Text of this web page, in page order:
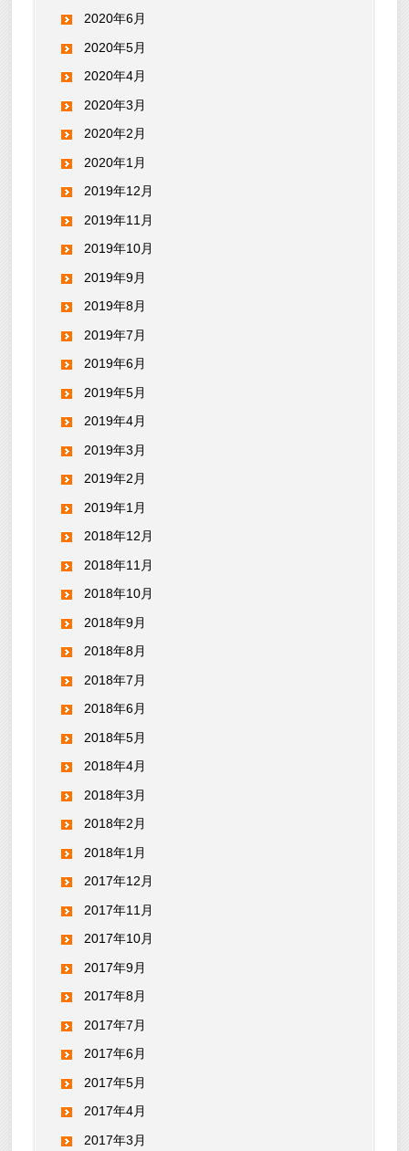
2020年6月
2020年5月
2020年4月
2020年3月
2020年2月
2020年1月
2019年12月
2019年11月
2019年10月
2019年9月
2019年8月
2019年7月
2019年6月
2019年5月
2019年4月
2019年3月
2019年2月
2019年1月
2018年12月
2018年11月
2018年10月
2018年9月
2018年8月
2018年7月
2018年6月
2018年5月
2018年4月
2018年3月
2018年2月
2018年1月
2017年12月
2017年11月
2017年10月
2017年9月
2017年8月
2017年7月
2017年6月
2017年5月
2017年4月
2017年3月